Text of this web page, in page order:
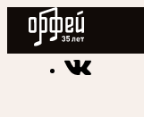
Радио Орфей
Радио